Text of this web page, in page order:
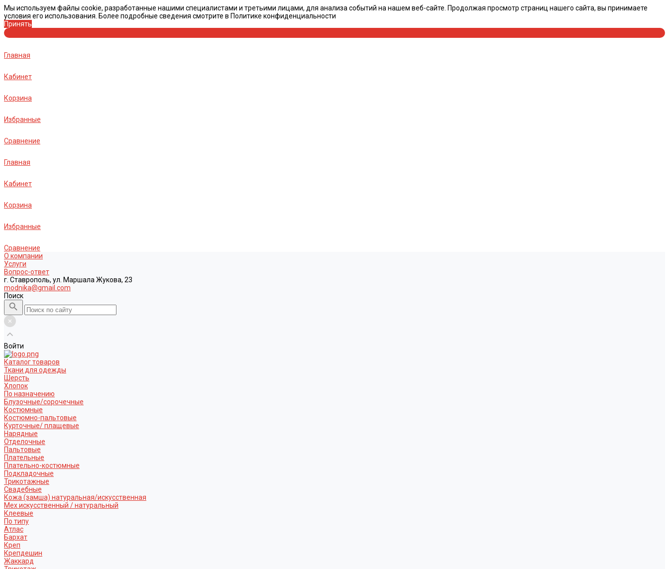
Мы используем файлы cookie, разработанные нашими специалистами и третьими лицами, для анализа событий на нашем веб-сайте. Продолжая просмотр страниц нашего сайта, вы принимаете
условия его использования. Более подробные сведения смотрите в Политике конфиденциальности
Принять
Главная
Кабинет
Корзина
Избранные
Сравнение
Главная
Кабинет
Корзина
Избранные
Сравнение
О компании
Услуги
Вопрос-ответ
г. Ставрополь, ул. Маршала Жукова, 23
modnika@gmail.com
Поиск
Войти
Каталог товаров
Ткани для одежды
Шерсть
Хлопок
По назначению
Блузочные/сорочечные
Костюмные
Костюмно-пальтовые
Курточные/ плащевые
Нарядные
Отделочные
Пальтовые
Плательные
Плательно-костюмные
Подкладочные
Трикотажные
Свадебные
Кожа (замша) натуральная/искусственная
Мех искусственный / натуральный
Клеевые
По типу
Атлас
Бархат
Креп
Крепдешин
Жаккард